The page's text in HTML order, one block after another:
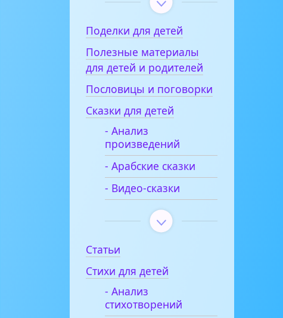
Поделки для детей
Полезные материалы
для детей и родителей
Пословицы и поговорки
Сказки для детей
- Анализ
произведений
- Арабские сказки
- Видео-сказки
Статьи
Стихи для детей
- Анализ
стихотворений